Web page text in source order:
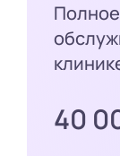
40